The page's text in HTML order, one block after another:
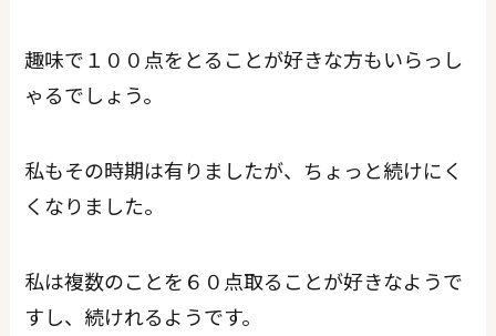
趣味で１００点をとることが好きな方もいらっし
ゃるでしょう。
私もその時期は有りましたが、ちょっと続けにく
くなりました。
私は複数のことを６０点取ることが好きなようで
すし、続けれるようです。